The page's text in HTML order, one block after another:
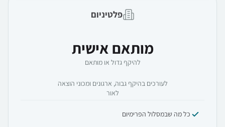
פלטיניום
מותאם אישית
להיקף גדול או מותאם
לעורכים בהיקף גבוה, ארגונים ומכוני הוצאה
לאור
כל מה שבמסלול הפרימיום